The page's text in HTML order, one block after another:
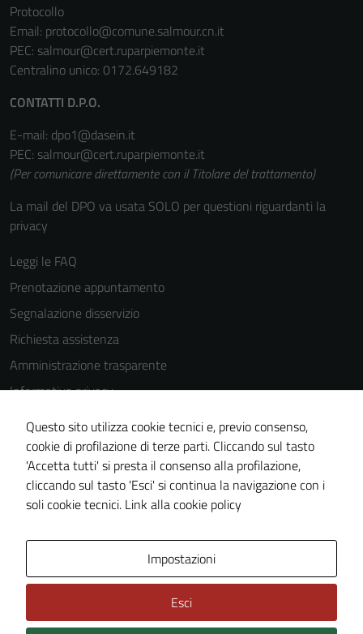
Protocollo
Email: protocollo@comune.salmour.cn.it
PEC: salmour@cert.ruparpiemonte.it
Centralino unico: 0172.649182
CONTATTI D.P.O.
E-mail: dpo1@dasein.it
PEC: salmour@cert.ruparpiemonte.it
(Per comunicare direttamente con il Titolare del trattamento)
La mail del DPO va usata SOLO per questioni riguardanti la
privacy
Leggi le FAQ
Prenotazione appuntamento
Segnalazione disservizio
Richiesta assistenza
Amministrazione trasparente
Informativa privacy
Cookie Policy
Note legali
Dichiarazione di accessibilità
Piano di miglioramento del sito
Questo sito utilizza cookie tecnici e, previo consenso,
cookie di profilazione di terze parti. Cliccando sul tasto
'Accetta tutti' si presta il consenso alla profilazione,
cliccando sul tasto 'Esci' si continua la navigazione con i
soli cookie tecnici. Link alla cookie policy
Impostazioni
Esci